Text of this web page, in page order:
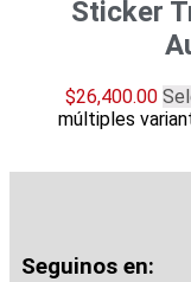
Sticker
$26,400.00
múltiples
Seguinos en: